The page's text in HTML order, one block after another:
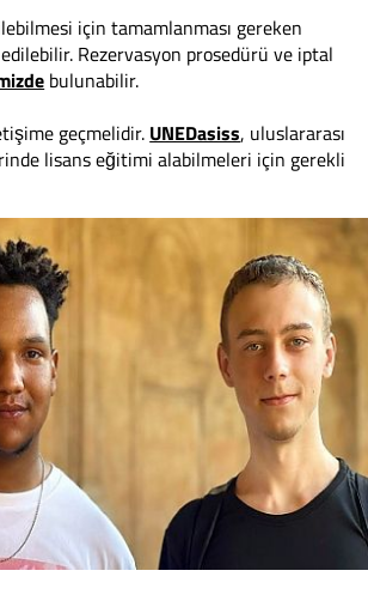
için tamamlanması gereken
Rezervasyon prosedürü ve iptal
bulunabilir.
geçmelidir. UNEDasiss, uluslararası
lisans eğitimi alabilmeleri için gerekli